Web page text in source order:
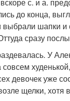
до конца,
шапки
сразу
У
девочек уже
щелки, хотя